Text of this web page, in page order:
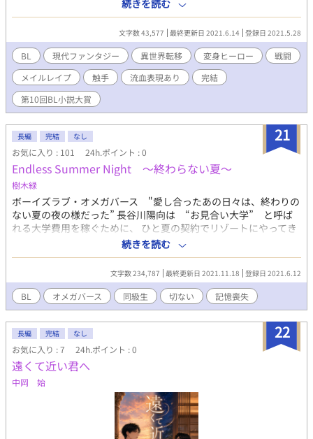
そこに待ち受けていたのは、安息ではなく災難だった… 初稿『ガ
イアセイバーズ -GAIA SAVERS-』に続く次回作。 ◆完結済
(2021/6/14) ◆注意事項(下記ご心配な方は作品閲覧をお控え下さ
い) ・一部年齢制限表現有(各話タイトルで判別可能です) ・フェテ
ィシズム要素有。 ・残酷な描写はありませんが、若干リョナと流
血有。 ・細部端折っている部分があります。 初稿『ガイアセイ
バーズ GAIA SAVERS-』を先に読まれることをお勧めします。
続きを読む
文字数 43,577 最終更新日 2021.6.14 登録日 2021.5.28
BL 現代ファンタジー 異世界転移 変身ヒーロー
戦闘
メイルレイプ
触手 流血表現あり
完結
第10回BL小説大賞
21
長編 完結 なし
お気に入り : 101 24h.ポイント : 0
Endless Summer Night ～終わらない夏～
樹木緑
ボーイズラブ・オメガバース "愛し合ったあの日々は、終わりの
ない夏の夜の様だった” 長谷川陽向は “お見合い大学” と呼ば
れる大学費用を稼ぐために、 ひと夏の契約でリゾートにやってき
た。 最初は反りが合わず、すれ違いが多かったはずなのに、 気が
付けば同じように東京から来ていた同じ年の矢野光に恋をしてい
た。 そして彼は自分の事を “ポンコツのα” と呼んだ。 ＊＊＊
前作品とは完全に切り離したお話ですが、 世界が被っていますの
で、所々に前作品の登場人物の名前が出てきます。＊＊＊
続きを読む
文字数 234,787 最終更新日 2021.11.18 登録日 2021.6.12
BL オメガバース 同級生 切ない 記憶喪失
22
長編 完結 なし
お気に入り : 7 24h.ポイント : 0
遠くて近い君へ
中岡 始